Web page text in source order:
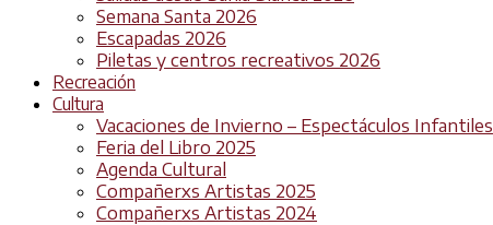
Semana Santa 2026
Escapadas 2026
Piletas y centros recreativos 2026
Recreación
Cultura
Vacaciones de Invierno – Espectáculos Infantiles
Feria del Libro 2025
Agenda Cultural
Compañerxs Artistas 2025
Compañerxs Artistas 2024